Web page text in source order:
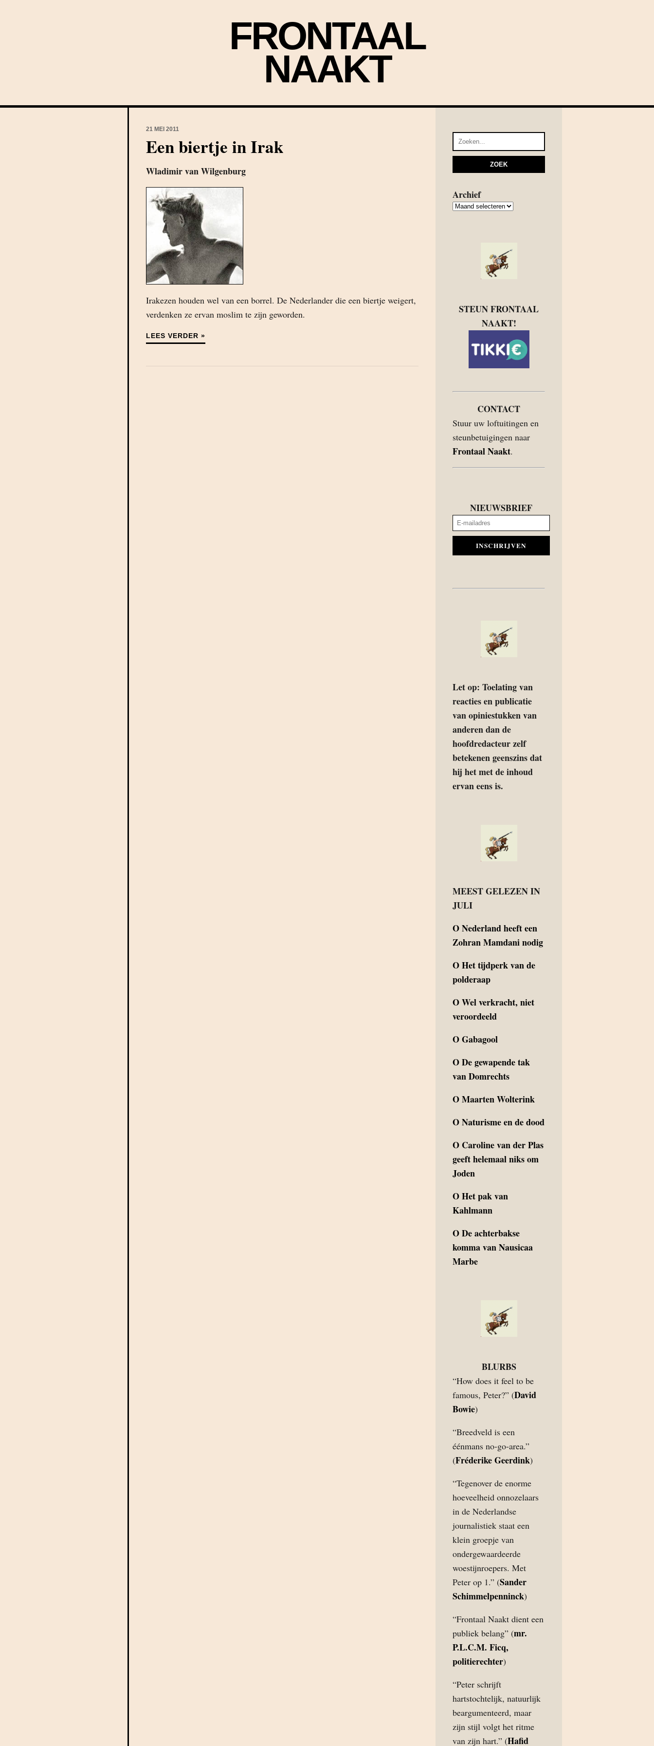
FRONTAAL
NAAKT
21 MEI 2011
Een biertje in Irak
Wladimir van Wilgenburg
Irakezen houden wel van een borrel. De Nederlander die een biertje weigert,
verdenken ze ervan moslim te zijn geworden.
LEES VERDER »
Archief
Archief
STEUN FRONTAAL
NAAKT!
CONTACT
Stuur uw loftuitingen en
steunbetuigingen naar
Frontaal Naakt.
NIEUWSBRIEF
INSCHRIJVEN
Let op: Toelating van
reacties en publicatie
van opiniestukken van
anderen dan de
hoofdredacteur zelf
betekenen geenszins dat
hij het met de inhoud
ervan eens is.
MEEST GELEZEN IN
JULI
ONederland heeft een
Zohran Mamdani nodig
OHet tijdperk van de
polderaap
OWel verkracht, niet
veroordeeld
OGabagool
ODe gewapende tak
van Domrechts
OMaarten Wolterink
ONaturisme en de dood
O Caroline van der Plas
geeft helemaal niks om
Joden
OHet pak van
Kahlmann
ODe achterbakse
komma van Nausicaa
Marbe
BLURBS
“How does it feel to be
famous, Peter?” (David
Bowie)
“Breedveld is een
éénmans no-go-area.”
(Fréderike Geerdink)
“Tegenover de enorme
hoeveelheid onnozelaars
in de Nederlandse
journalistiek staat een
klein groepje van
ondergewaardeerde
woestijnroepers. Met
Peter op 1.” (Sander
Schimmelpenninck)
“Frontaal Naakt dient een
publiek belang” (mr.
P.L.C.M. Ficq,
politierechter)
“Peter schrijft
hartstochtelijk, natuurlijk
beargumenteerd, maar
zijn stijl volgt het ritme
van zijn hart.” (Hafid